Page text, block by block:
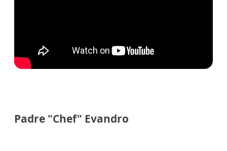
Padre "Chef" Evandro